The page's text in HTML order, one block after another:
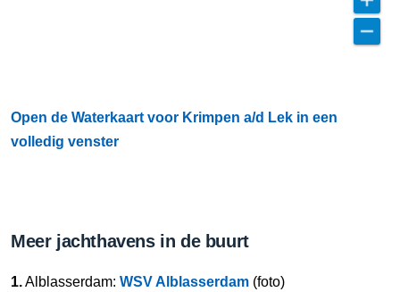
Open de Waterkaart voor Krimpen a/d Lek in een
volledig venster
Meer jachthavens in de buurt
1.Alblasserdam: WSV Alblasserdam (foto)